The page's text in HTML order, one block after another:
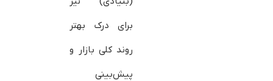
برای درک بهتر
روند کلی بازار و
پیش‌بینی